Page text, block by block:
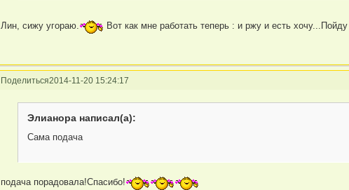
Лин, сижу угораю. Вот как мне работать теперь : и ржу и есть
Поделиться2014-11-20 15:24:17
Элианора написал(а):
Сама подача
подача порадовала!Спасибо!